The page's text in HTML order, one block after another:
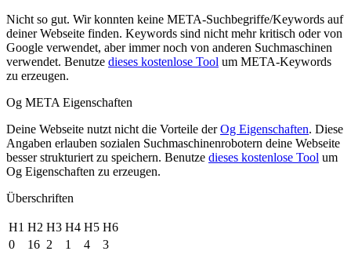
Nicht so gut. Wir konnten keine META-Suchbegriffe/Keywords auf
deiner Webseite finden. Keywords sind nicht mehr kritisch oder von
Google verwendet, aber immer noch von anderen Suchmaschinen
verwendet. Benutze dieses kostenlose Tool um META-Keywords
zu erzeugen.
Og META Eigenschaften
Deine Webseite nutzt nicht die Vorteile derOg Eigenschaften. Diese
Angaben erlauben sozialen Suchmaschinenrobotern deine Webseite
besser strukturiert zu speichern. Benutze dieses kostenlose Tool um
Og Eigenschaften zu erzeugen.
Überschriften
H1 H2 H3 H4 H5 H6
0
16 2 1 4 3